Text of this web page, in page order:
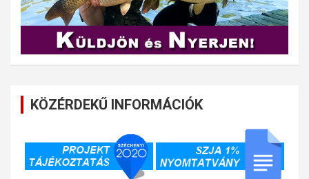
KÖZÉRDEKŰ INFORMÁCIÓK